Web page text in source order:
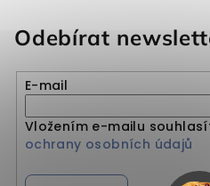
Odebírat
E-mail
Vložením e-mailu
ochrany osobních údajů